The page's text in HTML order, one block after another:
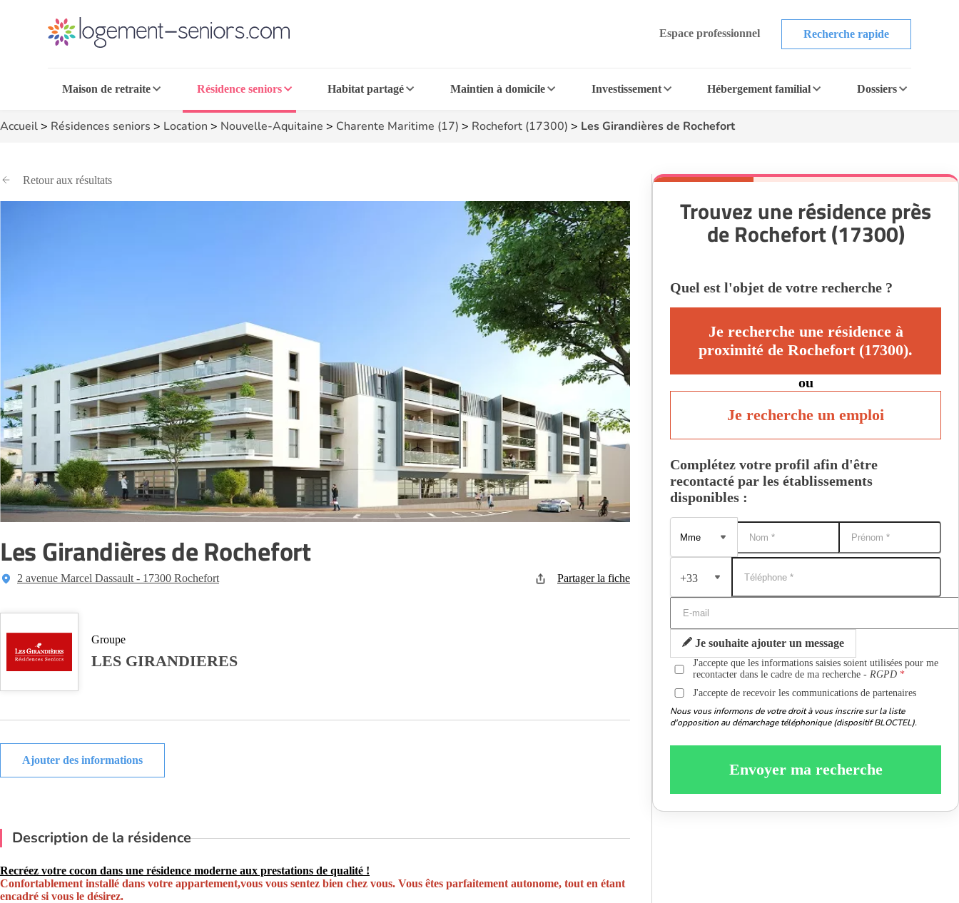
Espace professionnel Recherche rapide
Maison de retraite Résidence seniors Habitat partagé Maintien à domicile Investissement Hébergement familial Dossiers
Accueil> Résidences seniors > Location > Nouvelle-Aquitaine > Charente Maritime (17) > Rochefort (17300) > Les Girandières de Rochefort
Retour aux résultats
Les Girandières de Rochefort
2 avenue Marcel Dassault - 17300 Rochefort Partager la fiche
Groupe
LES GIRANDIERES
Ajouter des informations
Description de la résidence
Recréez votre cocon dans une résidence moderne aux prestations de qualité !
Confortablement installé dans votre appartement,vous vous sentez bien chez vous. Vous êtes parfaitement autonome, tout en étant
encadré si vous le désirez.
Trouvez une résidence près
de Rochefort (17300)
Quel est l'objet de votre recherche ?
Je recherche une résidence à
proximité de Rochefort (17300).
ou
Je recherche un emploi
Complétez votre profil afin d'être
recontacté par les établissements
disponibles :
+33
Je souhaite ajouter un message
J'accepte que les informations saisies soient utilisées pour me
recontacter dans le cadre de ma recherche -RGPD
J'accepte de recevoir les communications de partenaires
Nous vous informons de votre droit à vous inscrire sur la liste
d'opposition au démarchage téléphonique (dispositif BLOCTEL).
Envoyer ma recherche